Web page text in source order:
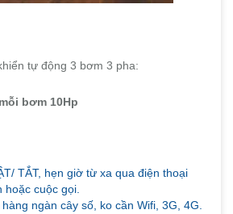
tự động 3 bơm 3 pha:
bơm 10Hp
TẮT, hẹn giờ từ xa qua điện thoại
hoặc cuộc gọi.
ngàn cây số, ko cần Wifi, 3G, 4G.